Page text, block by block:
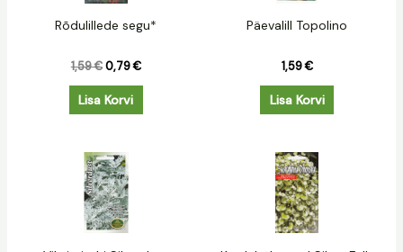
Rõdulillede segu*
1,59€ 0,79€
Lisa Korvi
Päevalill Topolino
1,59€
Lisa Korvi